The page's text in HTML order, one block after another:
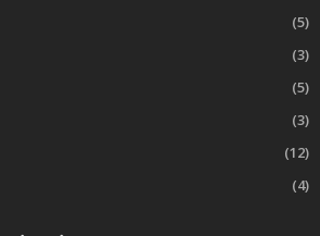
(5)
(3)
(5)
(3)
(12)
(4)